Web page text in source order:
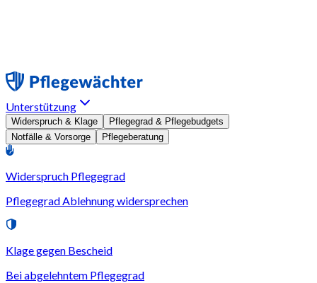
Unterstützung
Widerspruch & Klage
Pflegegrad & Pflegebudgets
Notfälle & Vorsorge
Pflegeberatung
Widerspruch Pflegegrad
Pflegegrad Ablehnung widersprechen
Klage gegen Bescheid
Bei abgelehntem Pflegegrad